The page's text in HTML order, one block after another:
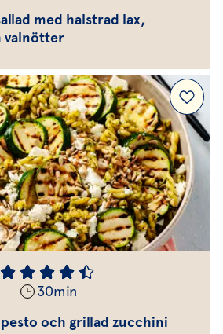
med halstrad lax,
valnötter
30min
pesto och grillad zucchini